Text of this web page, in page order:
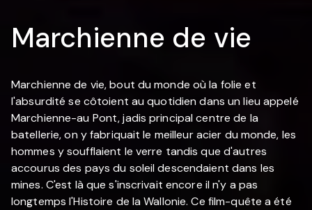
Marchienne de vie
Marchienne de vie, bout du monde où la folie et
l'absurdité se côtoient au quotidien dans un lieu appelé
Marchienne-au Pont, jadis principal centre de la
batellerie, on y fabriquait le meilleur acier du monde, les
hommes y soufflaient le verre tandis que d'autres
accourus des pays du soleil descendaient dans les
mines. C'est là que s'inscrivait encore il n'y a pas
longtemps l'Histoire de la Wallonie. Ce film-quête a été